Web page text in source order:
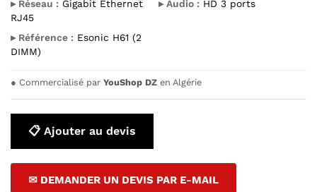
▸ Réseau : Gigabit Ethernet
RJ45
▸ Audio : HD 3 ports
▸ Référence : Esonic H61 (2
DIMM)
● Commercialisé par YouShop DZ en Algérie
📋 Ajouter au devis
✉ DEMANDER UN DEVIS PAR E-MAIL